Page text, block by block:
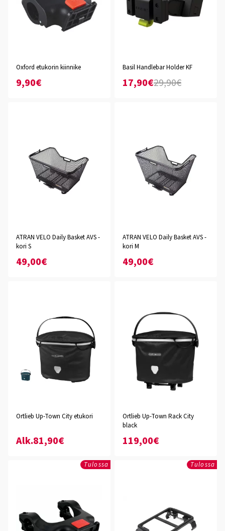
Oxford etukorin kiinnike
9,90€
Basil Handlebar Holder KF
17,90€29,90€
ATRAN VELO Daily Basket AVS -
kori S
49,00€
ATRAN VELO Daily Basket AVS -
kori M
49,00€
Ortlieb Up-Town City etukori
Alk.81,90€
Ortlieb Up-Town Rack City
black
119,00€
Tulossa Tulossa